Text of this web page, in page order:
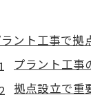
ント工事で拠
プラント工事
拠点設立で重